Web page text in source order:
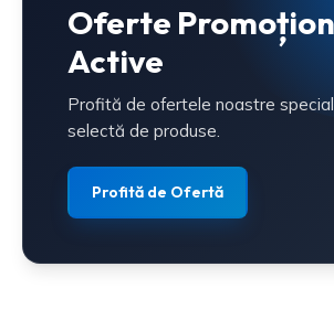
Oferte
Active
Profită de ofertele noastre
selectă de produse.
Profită de Ofertă